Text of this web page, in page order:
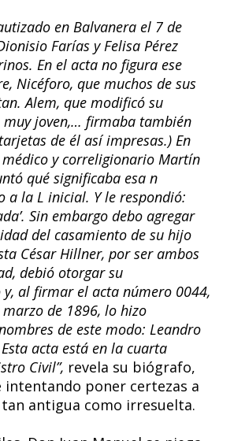
en Balvanera el 7 de
Farías y Felisa Pérez
En el acta no figura ese
Nicéforo, que muchos de sus
Alem, que modificó su
joven,… firmaba también
de él así impresas.) En
médico y correligionario Martín
qué significaba esa n
a la L inicial. Y le respondió:
Sin embargo debo agregar
del casamiento de su hijo
César Hillner, por ser ambos
debió otorgar su
al firmar el acta número 0044,
de 1896, lo hizo
de este modo: Leandro
acta está en la cuarta
Civil”, revela su biógrafo,
intentando poner certezas a
antigua como irresuelta.